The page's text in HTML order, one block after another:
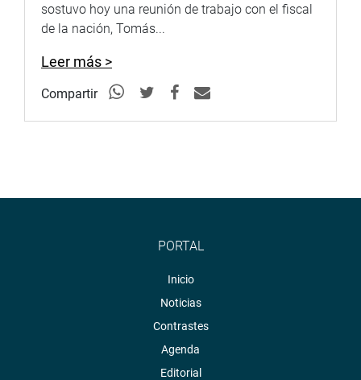
sostuvo hoy una reunión de trabajo con el fiscal
de la nación, Tomás...
Leer más >
Compartir
PORTAL
Inicio
Noticias
Contrastes
Agenda
Editorial